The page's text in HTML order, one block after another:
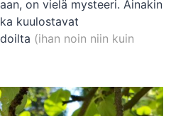
on vielä mysteeri. Ainakin
kuulostavat
(ihan noin niin kuin